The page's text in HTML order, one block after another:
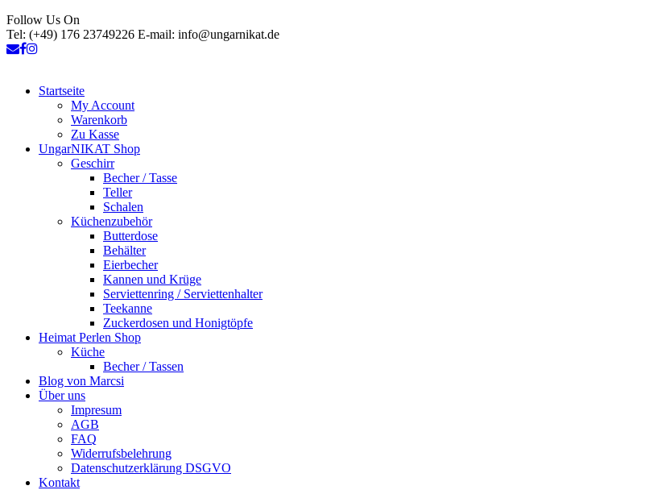
Follow Us On
Tel: (+49) 176 23749226 E-mail: info@ungarnikat.de
Startseite
My Account
Warenkorb
Zu Kasse
UngarNIKAT Shop
Geschirr
Becher / Tasse
Teller
Schalen
Küchenzubehör
Butterdose
Behälter
Eierbecher
Kannen und Krüge
Serviettenring / Serviettenhalter
Teekanne
Zuckerdosen und Honigtöpfe
Heimat Perlen Shop
Küche
Becher / Tassen
Blog von Marcsi
Über uns
Impresum
AGB
FAQ
Widerrufsbelehrung
Datenschutzerklärung DSGVO
Kontakt